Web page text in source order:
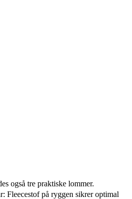
også tre praktiske lommer.
på ryggen sikrer optimal